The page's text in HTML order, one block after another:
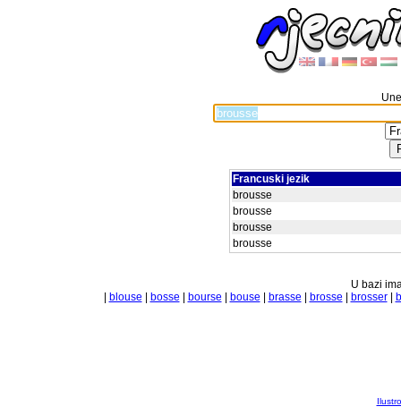
Francuski jezik
brousse
brousse
brousse
brousse
U bazi
blouse bosse bourse bouse brasse brosse brosser|